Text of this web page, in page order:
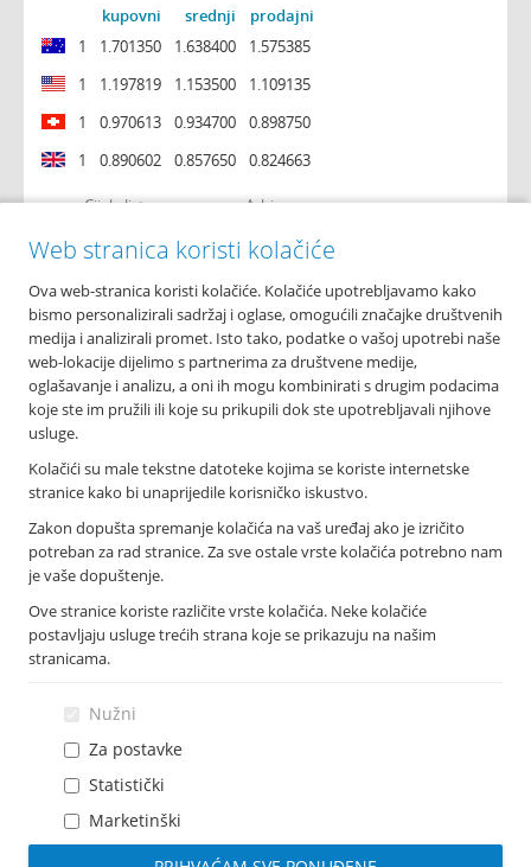
kupovni srednji
prodajni
1
1.701350 1.638400
1.575385
1
1.197819 1.153500
1.109135
1
0.970613 0.934700
0.898750
1
0.890602 0.857650 0.824663
Cijela lista Arhiva
O nama
Osnovni podaci
Podružnice i poslovnice
Bankomati
Financijska izvješća
Novosti
Imex banka d.d.
Tolstojeva 6, 21 000 Split
F: +385 021 345 588
info@imexbanka.hr
Info telefon
072 24 24 23
Web stranica koristi kolačiće
Ova web-stranica koristi kolačiće. Kolačiće upotrebljavamo kako
bismo personalizirali sadržaj i oglase, omogućili značajke društvenih
medija i analizirali promet. Isto tako, podatke o vašoj upotrebi naše
web-lokacije dijelimo s partnerima za društvene medije,
oglašavanje i analizu, a oni ih mogu kombinirati s drugim podacima
koje ste im pružili ili koje su prikupili dok ste upotrebljavali njihove
usluge.
Kolačići su male tekstne datoteke kojima se koriste internetske
stranice kako bi unaprijedile korisničko iskustvo.
Zakon dopušta spremanje kolačića na vaš uređaj ako je izričito
potreban za rad stranice. Za sve ostale vrste kolačića potrebno nam
je vaše dopuštenje.
Ove stranice koriste različite vrste kolačića. Neke kolačiće
postavljaju usluge trećih strana koje se prikazuju na našim
stranicama.
Nužni
Za postavke
Statistički
Marketinški